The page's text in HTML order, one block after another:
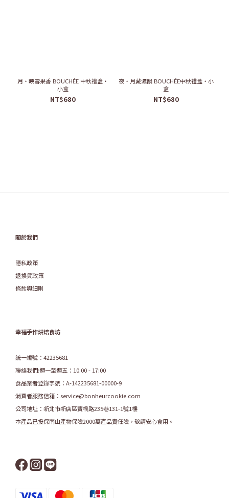
月・映雪果香 BOUCHÉE 中秋禮盒・
小盒
NT$680
夜・月藏濃韻 BOUCHÉE中秋禮盒・小
盒
NT$680
關於我們
隱私政策
退換貨政策
條款與細則
幸福手作烘焙食坊
統一編號：42235681
聯絡我們:週一至週五：10:00 - 17:00
食品業者登錄字號：A-142235681-00000-9
消費者服務信箱：service@bonheurcookie.com
公司地址：新北市新店區寶橋路235巷131-1號1樓
本產品已投保南山產物保險2000萬產品責任險，敬請安心食用。